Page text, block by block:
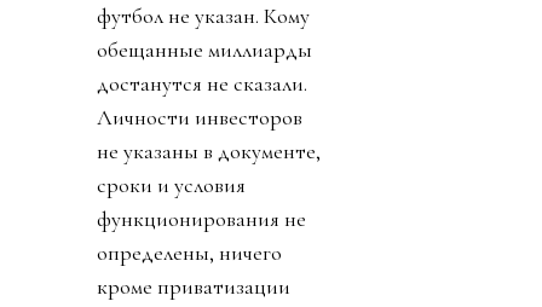
футбол не указан. Кому
обещанные миллиарды
достанутся не сказали.
Личности инвесторов
не указаны в документе,
сроки и условия
функционирования не
определены, ничего
кроме приватизации